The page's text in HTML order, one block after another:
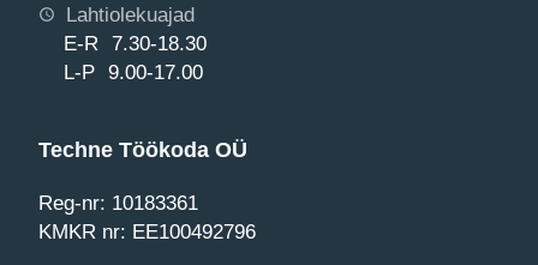
Lahtiolekuajad
E-R 7.30-18.30
L-P 9.00-17.00
Techne Töökoda OÜ
Reg-nr: 10183361
KMKR nr: EE100492796